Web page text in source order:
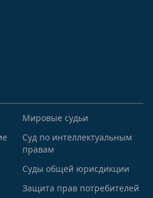
Мировые судьи
Суд по интеллектуальным
правам
Суды общей юрисдикции
Защита прав потребителей